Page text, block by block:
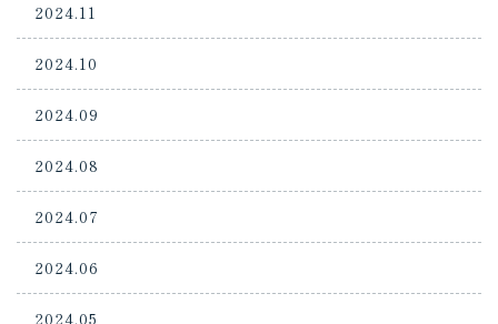
2024.11
2024.10
2024.09
2024.08
2024.07
2024.06
2024.05